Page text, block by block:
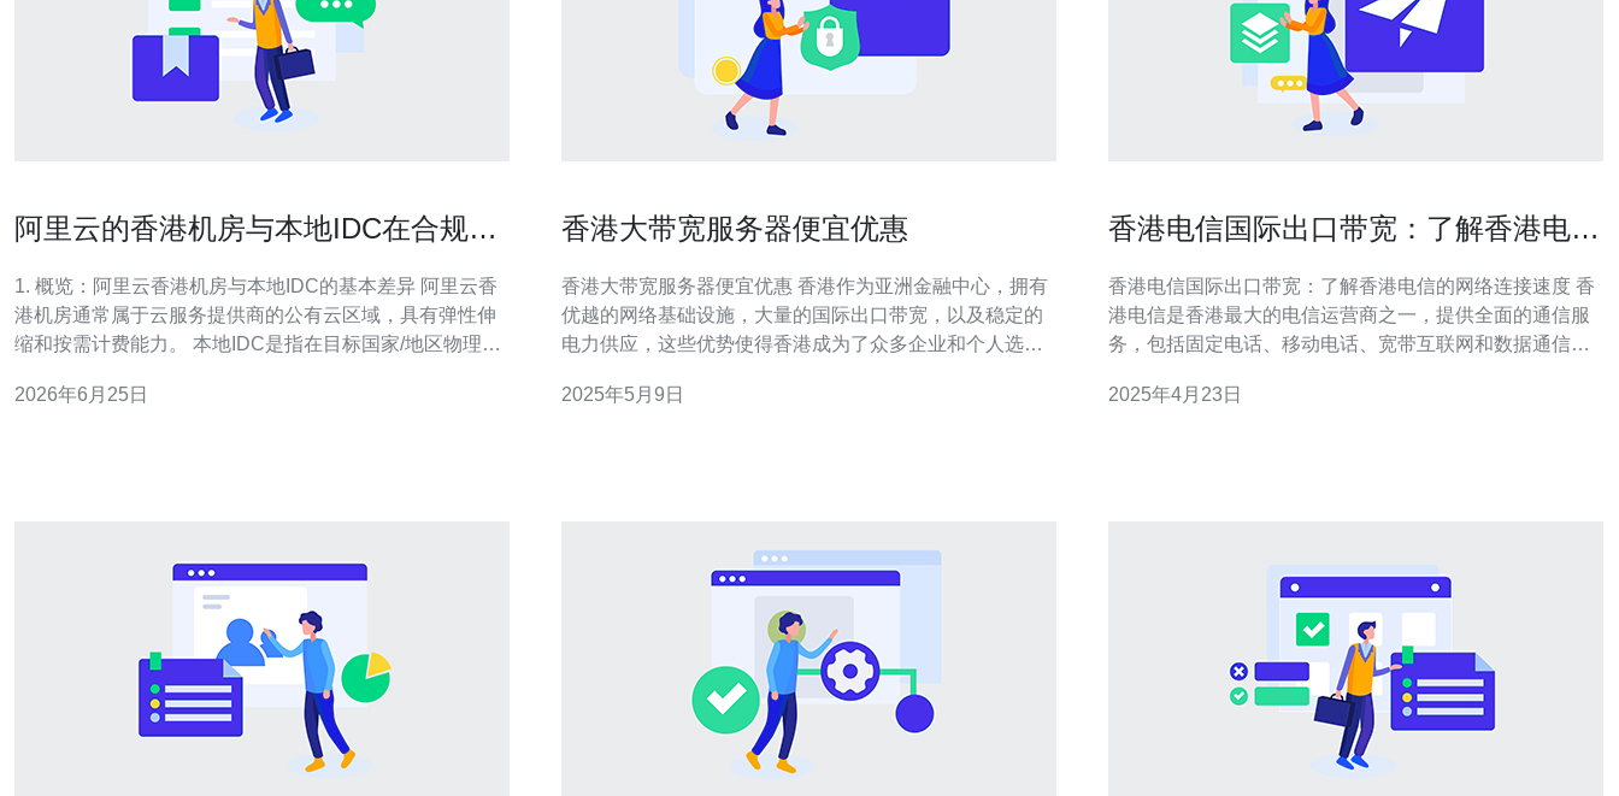
阿里云的香港机房与本地IDC在合规与
1. 概览：阿里云香港机房与本地IDC的基本差异 阿里云香
港机房通常属于云服务提供商的公有云区域，具有弹性伸
缩和按需计费能力。 本地IDC是指在目标国家/地区物理部
合规、数据主权、物理访问控制和运维职责上存在根本差
2026年6月25日
香港大带宽服务器便宜优惠
香港大带宽服务器便宜优惠 香港作为亚洲金融中心，拥有
优越的网络基础设施，大量的国际出口带宽，以及稳定的
电力供应，这些优势使得香港成为了众多企业和个人选择
的服务器变得越来越重要。大带宽可以保证网站的访问速
2025年5月9日
香港电信国际出口带宽：了解香港电信
香港电信国际出口带宽：了解香港电信的网络连接速度 香
港电信是香港最大的电信运营商之一，提供全面的通信服
务，包括固定电话、移动电话、宽带互联网和数据通信。
常重要。本文将介绍香港电信的国际出口带宽，以帮助读
2025年4月23日